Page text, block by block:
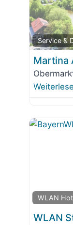
Service &
WLAN
WLAN